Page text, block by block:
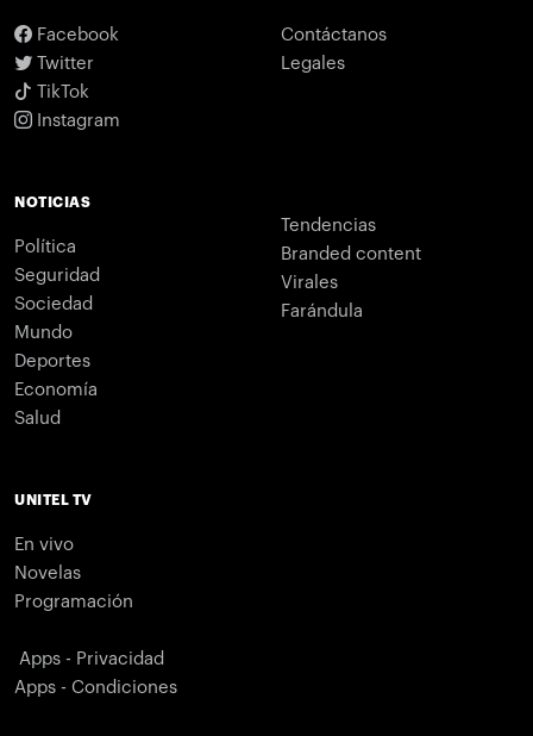
Facebook
Twitter
TikTok
Instagram
Contáctanos
Legales
NOTICIAS
Política
Seguridad
Sociedad
Mundo
Deportes
Economía
Salud
Tendencias
Branded content
Virales
Farándula
UNITEL TV
En vivo
Novelas
Programación
Apps - Privacidad
Apps - Condiciones